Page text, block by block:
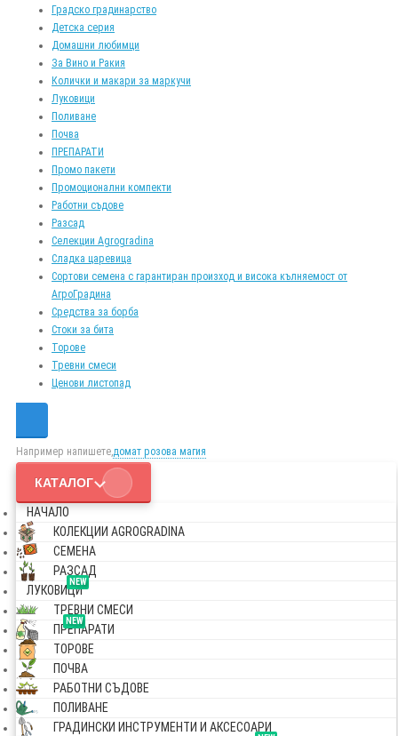
Градско градинарство
Детска серия
Домашни любимци
За Вино и Ракия
Колички и макари за маркучи
Луковици
Поливане
Почва
ПРЕПАРАТИ
Промо пакети
Промоционални компекти
Работни съдове
Разсад
Селекции Agrogradina
Сладка царевица
Сортови семена с гарантиран произход и висока кълняемост от
АгроГрадина
Средства за борба
Стоки за бита
Торове
Тревни смеси
Ценови листопад
Например напишете,домат розова магия
КАТАЛОГ
НАЧАЛО
КОЛЕКЦИИ AGROGRADINA
СЕМЕНА
РАЗСАД
NEW
ЛУКОВИЦИ
ТРЕВНИ СМЕСИ
NEW
ПРЕПАРАТИ
ТОРОВЕ
ПОЧВА
РАБОТНИ СЪДОВЕ
ПОЛИВАНЕ
ГРАДИНСКИ ИНСТРУМЕНТИ И АКСЕСОАРИ